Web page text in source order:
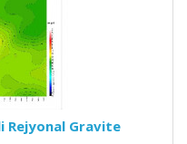
Rejyonal Gravite